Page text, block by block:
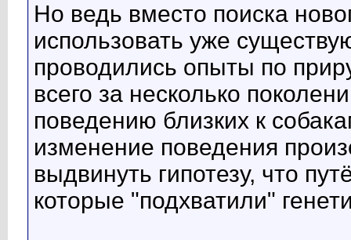
Но ведь вместо поиска
использовать уже
проводились опыты по
всего за несколько
поведению близких к
изменение поведения
выдвинуть гипотезу, что
которые "подхватили"